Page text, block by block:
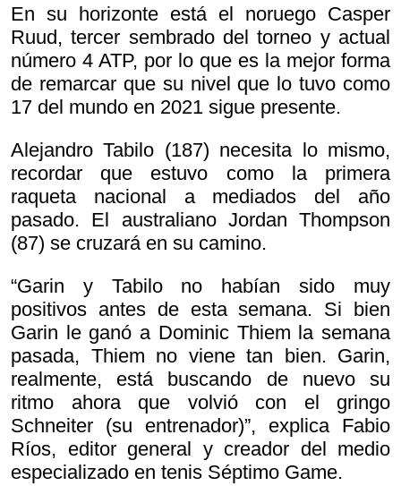
En su horizonte está el noruego Casper
Ruud, tercer sembrado del torneo y actual
número 4 ATP, por lo que es la mejor forma
de remarcar que su nivel que lo tuvo como
17 del mundo en 2021 sigue presente.
Alejandro Tabilo (187) necesita lo mismo,
recordar que estuvo como la primera
raqueta nacional a mediados del año
pasado. El australiano Jordan Thompson
(87) se cruzará en su camino.
“Garin y Tabilo no habían sido muy
positivos antes de esta semana. Si bien
Garin le ganó a Dominic Thiem la semana
pasada, Thiem no viene tan bien. Garin,
realmente, está buscando de nuevo su
ritmo ahora que volvió con el gringo
Schneiter (su entrenador)”, explica Fabio
Ríos, editor general y creador del medio
especializado en tenis Séptimo Game.